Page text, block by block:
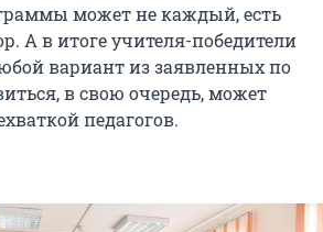
может не каждый, есть
А в итоге учителя-победители
вариант из заявленных по
в свою очередь, может
педагогов.